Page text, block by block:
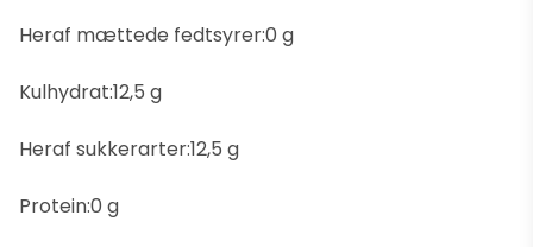
Heraf mættede fedtsyrer:0 g
Kulhydrat:12,5 g
Heraf sukkerarter:12,5 g
Protein:0 g